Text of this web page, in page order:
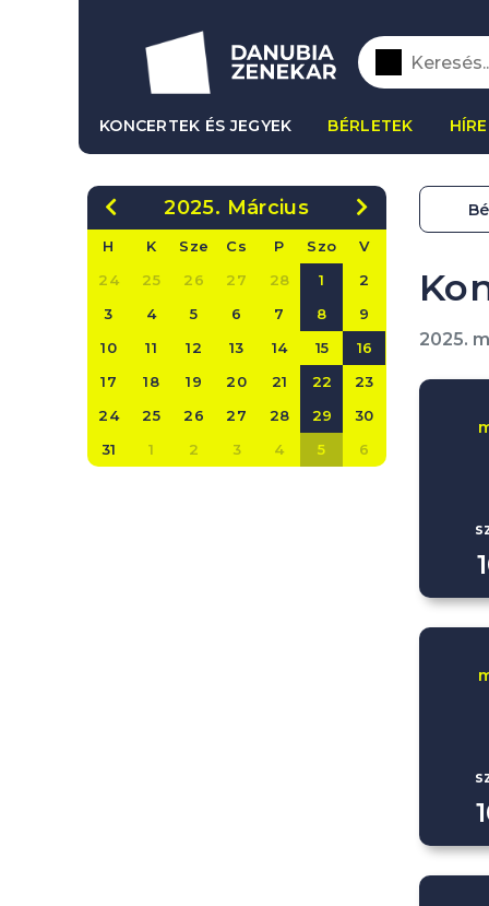
KONCERTEK ÉS JEGYEK BÉRLETEK
2025. Március
H K Sze Cs P Szo
V
24
25 26 27 28 1
2
3
4 5 6 7 8
9
10
11 12 13 14 15
16
17
18 19 20 21 22
23
24
25 26 27 28 29
30
31
1 2 3 4 5 6
2025.